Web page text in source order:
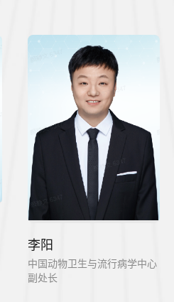
李阳
中国动物卫生与流行病学中心
副处长